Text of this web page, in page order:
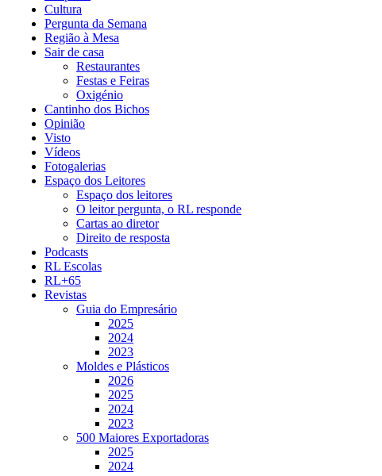
Cultura
Pergunta da Semana
Região à Mesa
Sair de casa
Restaurantes
Festas e Feiras
Oxigénio
Cantinho dos Bichos
Opinião
Visto
Vídeos
Fotogalerias
Espaço dos Leitores
Espaço dos leitores
O leitor pergunta, o RL responde
Cartas ao diretor
Direito de resposta
Podcasts
RL Escolas
RL+65
Revistas
Guia do Empresário
2025
2024
2023
Moldes e Plásticos
2026
2025
2024
2023
500 Maiores Exportadoras
2025
2024